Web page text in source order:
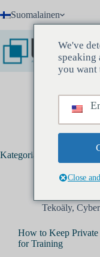
to Suomalainen
Kategoria:
Tekoäly,
How to Keep Private
for Training
We've
speaking
you want
Close